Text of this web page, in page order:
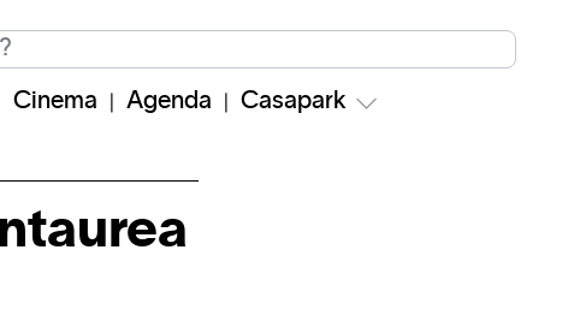
Cinema Agenda Casapark